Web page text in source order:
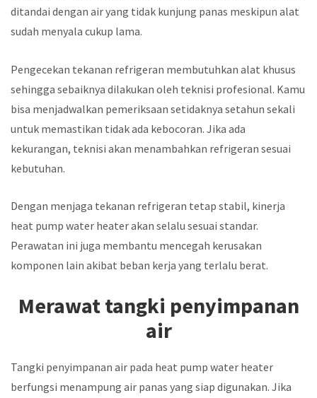
ditandai dengan air yang tidak kunjung panas meskipun alat
sudah menyala cukup lama.
Pengecekan tekanan refrigeran membutuhkan alat khusus
sehingga sebaiknya dilakukan oleh teknisi profesional. Kamu
bisa menjadwalkan pemeriksaan setidaknya setahun sekali
untuk memastikan tidak ada kebocoran. Jika ada
kekurangan, teknisi akan menambahkan refrigeran sesuai
kebutuhan.
Dengan menjaga tekanan refrigeran tetap stabil, kinerja
heat pump water heater akan selalu sesuai standar.
Perawatan ini juga membantu mencegah kerusakan
komponen lain akibat beban kerja yang terlalu berat.
Merawat tangki penyimpanan
air
Tangki penyimpanan air pada heat pump water heater
berfungsi menampung air panas yang siap digunakan. Jika